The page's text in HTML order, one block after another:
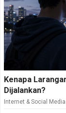
Kenapa
Dijalankan?
Internet & Social Media